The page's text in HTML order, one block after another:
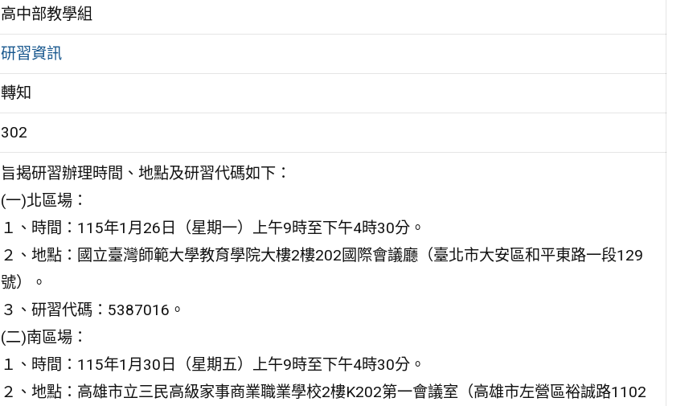
高中部教學組
研習資訊
轉知
302
旨揭研習辦理時間、地點及研習代碼如下：
(一)北區場：
１、時間：115年1月26日（星期一）上午9時至下午4時30分。
２、地點：國立臺灣師範大學教育學院大樓2樓202國際會議廳（臺北市大安區和平東路一段129
號）。
３、研習代碼：5387016。
(二)南區場：
１、時間：115年1月30日（星期五）上午9時至下午4時30分。
２、地點：高雄市立三民高級家事商業職業學校2樓K202第一會議室（高雄市左營區裕誠路1102